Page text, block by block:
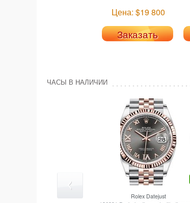
Цена: $19 800
Заказать
ЧАСЫ В НАЛИЧИИ
RolexDatejust